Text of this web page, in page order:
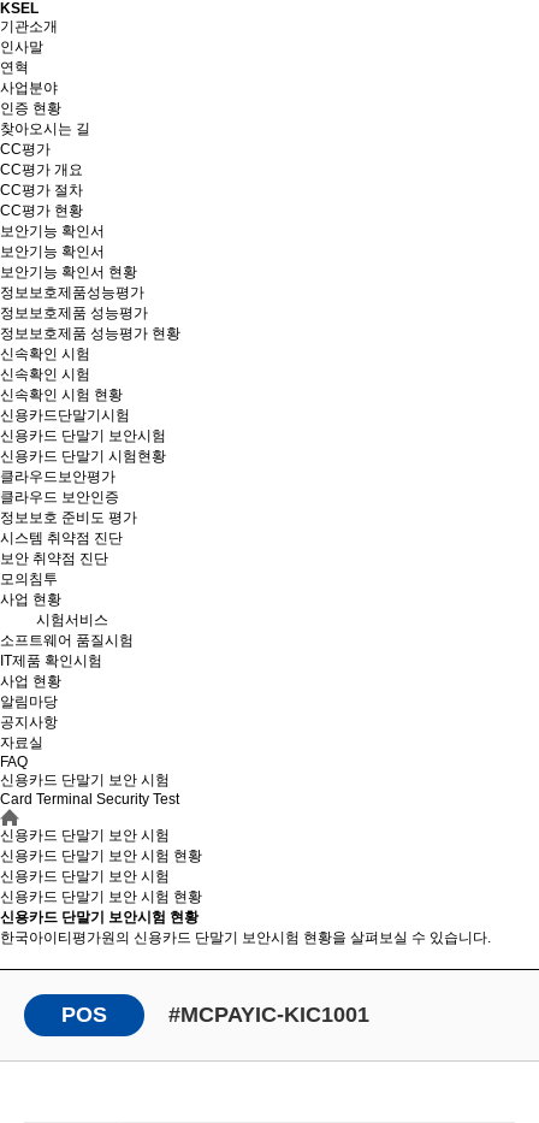
KSEL
기관소개
인사말
연혁
사업분야
인증 현황
찾아오시는 길
CC평가
CC평가 개요
CC평가 절차
CC평가 현황
보안기능 확인서
보안기능 확인서
보안기능 확인서 현황
정보보호제품성능평가
정보보호제품 성능평가
정보보호제품 성능평가 현황
신속확인 시험
신속확인 시험
신속확인 시험 현황
신용카드단말기시험
신용카드 단말기 보안시험
신용카드 단말기 시험현황
클라우드보안평가
클라우드 보안인증
정보보호 준비도 평가
시스템 취약점 진단
보안 취약점 진단
모의침투
사업 현황
시험서비스
소프트웨어 품질시험
IT제품 확인시험
사업 현황
알림마당
공지사항
자료실
FAQ
신용카드 단말기 보안 시험
Card Terminal Security Test
신용카드 단말기 보안 시험
신용카드 단말기 보안 시험 현황
신용카드 단말기 보안 시험
신용카드 단말기 보안 시험 현황
신용카드 단말기 보안시험 현황
한국아이티평가원의 신용카드 단말기 보안시험 현황을 살펴보실 수 있습니다.
POS #MCPAYIC-KIC1001